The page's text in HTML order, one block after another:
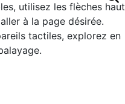
utilisez les flèches haut
à la page désirée.
tactiles, explorez en